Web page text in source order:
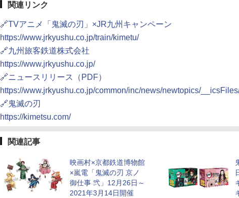
関連リンク
🔗TVアニメ「鬼滅の刃」×JR九州キャンペーン
https://www.jrkyushu.co.jp/train/kimetu/
🔗九州旅客鉄道株式会社
https://www.jrkyushu.co.jp/
🔗ニュースリリース（PDF）
https://www.jrkyushu.co.jp/common/inc/news/newtopics/
🔗鬼滅の刃
https://kimetsu.com/
関連記事
映画村×京都鉄道博物館
×嵐電「鬼滅の刃 京ノ
御仕事 弐」12月26日～
2021年3月14日開催